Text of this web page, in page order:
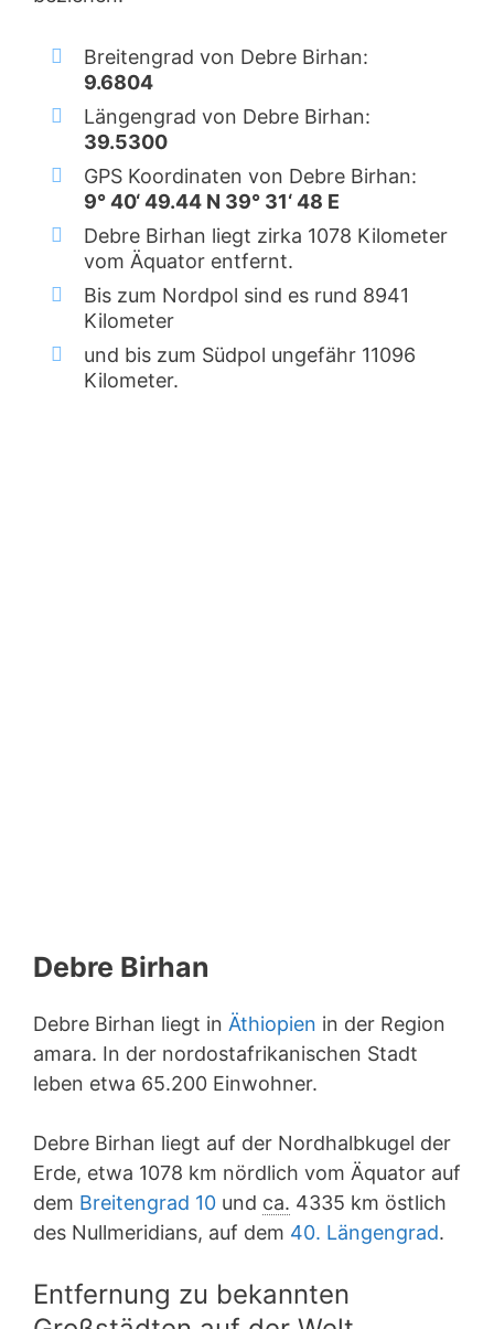
Breitengrad von Debre Birhan:
9.6804
Längengrad von Debre Birhan:
39.5300
GPS Koordinaten von Debre Birhan:
9° 40‘ 49.44 N 39° 31‘ 48 E
Debre Birhan liegt zirka 1078 Kilometer
vom Äquator entfernt.
Bis zum Nordpol sind es rund 8941
Kilometer
und bis zum Südpol ungefähr 11096
Kilometer.
Debre Birhan
Debre Birhan liegt in Äthiopien in der Region
amara. In der nordostafrikanischen Stadt
leben etwa 65.200 Einwohner.
Debre Birhan liegt auf der Nordhalbkugel der
Erde, etwa 1078 km nördlich vom Äquator auf
dem Breitengrad 10 und ca. 4335 km östlich
des Nullmeridians, auf dem 40. Längengrad.
Entfernung zu bekannten